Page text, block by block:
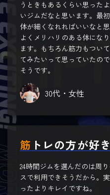
うときもあるくらい思った
いジムだなと思います。最
体が細くなれればいいなと
よくメリハリのある体にな
ます。もちろん筋力もつい
てみたいって思っていたの
そうです。
30代・女性
筋トレの方が好
24時間ジムを選んだのは周
スで利用できそうだから。
ったよりキレイですね。